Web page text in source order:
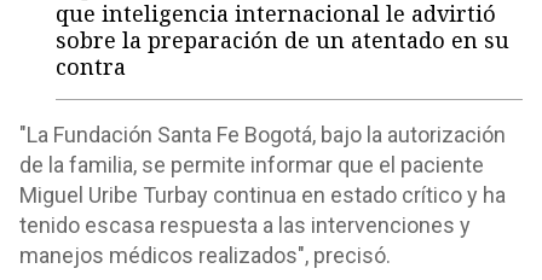
que inteligencia internacional le advirtió
sobre la preparación de un atentado en su
contra
"La Fundación Santa Fe Bogotá, bajo la autorización
de la familia, se permite informar que el paciente
Miguel Uribe Turbay continua en estado crítico y ha
tenido escasa respuesta a las intervenciones y
manejos médicos realizados", precisó.